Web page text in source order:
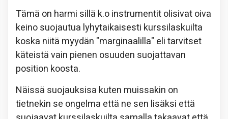
Tämä on harmi sillä k.o instrumentit olisivat oiva
keino suojautua lyhytaikaisesti kurssilaskuilta
koska niitä myydän "marginaalilla" eli tarvitset
käteistä vain pienen osuuden suojattavan
position koosta.
Näissä suojauksisa kuten muissakin on
tietnekin se ongelma että ne sen lisäksi että